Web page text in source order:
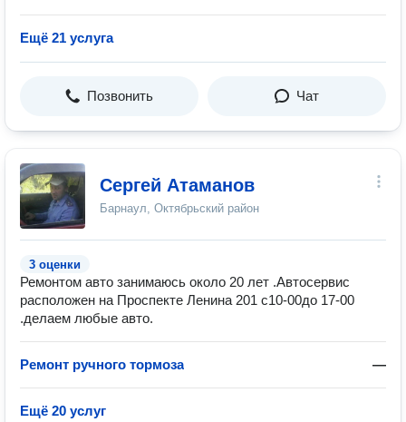
Ещё 21 услуга
Позвонить Чат
Сергей Атаманов
Барнаул, Октябрьский район
3 оценки
Ремонтом авто занимаюсь около 20 лет .Автосервис
расположен на Проспекте Ленина 201 с10-00до 17-00
.делаем любые авто.
Ремонт ручного тормоза —
Ещё 20 услуг